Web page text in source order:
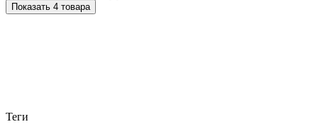
Показать 4 товара
Теги